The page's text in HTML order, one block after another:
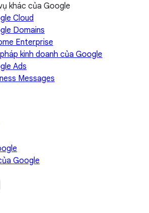
khác của Google
Cloud
Domains
Enterprise
kinh doanh của Google
Ads
Messages
Google